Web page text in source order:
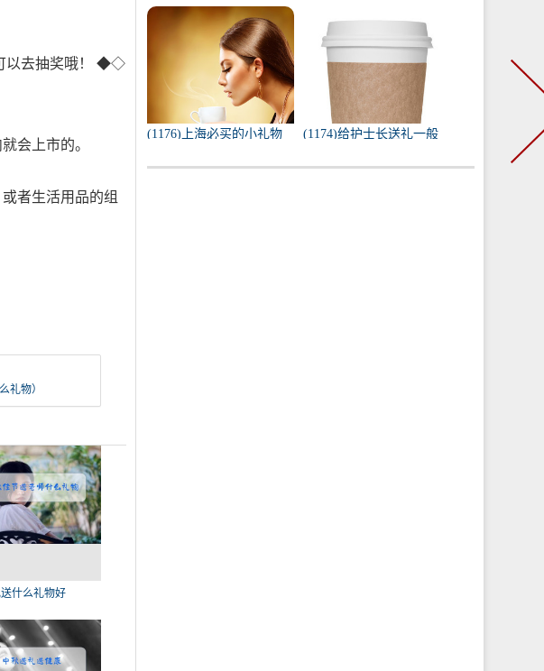
以去抽奖哦！ ◆◇
会上市的。
者生活用品的组
礼物）
什么礼物好
少吗（给老师送500还是
1000）
任务100只蚱蜢）
(1176)上海必买的小礼物
(1174)给护士长送礼一般
实用的东西）